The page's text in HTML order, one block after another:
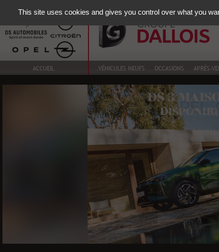
ACCUEIL VÉHICULES NEUFS OCCASIONS APRÈS-
This site uses cookies and gives you control over what you